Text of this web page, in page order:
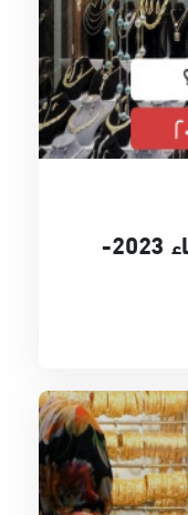
أسعار الذهب اليوم الثلاثاء 2023-